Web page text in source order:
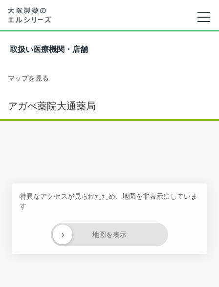
取扱い医療機関・店舗
マップを見る
アガぺ薬院大通薬局
特異なアクセスが見られたため、地図を非表示にしていま
す
地図を表示
›